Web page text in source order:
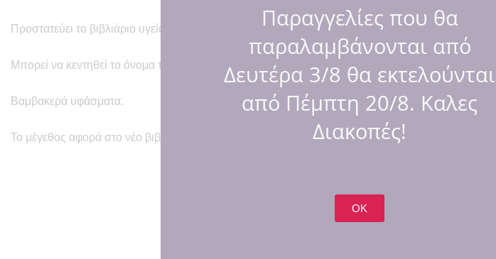
Προστατεύει το βιβλιάριο υγείας και το κάνει πιο χαριτωμένο!
Μπορεί να κεντηθεί το όνομα του παιδιού με κόκκινη φάσα στο κάτω μέρος.
Βαμβακερά υφάσματα.
Το μέγεθος αφορά στο νέο βιβλιάριο διαστάσεων 14.2×20.5 cm.
Παραγγελίες που θα
παραλαμβάνονται από
Δευτέρα 3/8 θα εκτελούνται
από Πέμπτη 20/8. Καλες
Διακοπές!
OK